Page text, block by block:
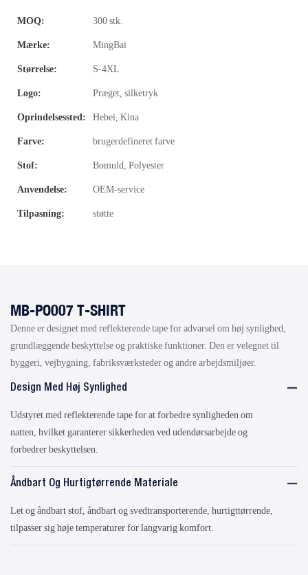
MOQ: 300 stk.
Mærke: MingBai
Størrelse: S-4XL
Logo: Præget, silketryk
Oprindelsessted: Hebei, Kina
Farve: brugerdefineret farve
Stof: Bomuld, Polyester
Anvendelse: OEM-service
Tilpasning: støtte
MB-PO007 T-SHIRT
Denne er designet med reflekterende tape for advarsel om høj synlighed,
grundlæggende beskyttelse og praktiske funktioner. Den er velegnet til
byggeri, vejbygning, fabriksværksteder og andre arbejdsmiljøer.
Design Med Høj Synlighed
Udstyret med reflekterende tape for at forbedre synligheden om
natten, hvilket garanterer sikkerheden ved udendørsarbejde og
forbedrer beskyttelsen.
Åndbart Og Hurtigtørrende Materiale
Let og åndbart stof, åndbart og svedtransporterende, hurtigttørrende,
tilpasser sig høje temperaturer for langvarig komfort.